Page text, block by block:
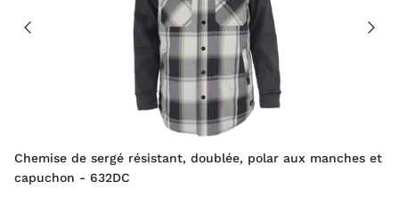
Chemise de sergé résistant, doublée, polar aux manches et
capuchon - 632DC